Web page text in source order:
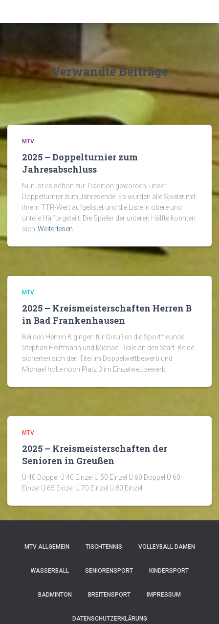
Verwandte Beiträge
MTV
2025 – Doppelturnier zum
Jahresabschluss
Nun ist es schon zur Tradition geworden, unser
Doppelturnier zum Jahresende. Es wurden alle Spieler mit
ihrem TTR-Wert aufgelistet und die Liste in obere und
untere Hälfte geteilt. Die Spieler der unteren Hälfte konnten
sich Weiterlesen…
MTV
2025 – Kreismeisterschaften Herren B
in Bad Frankenhausen
Bei den Herren B gingen für Greußen die Sportfreunde
Stephan Hoffmann und Michael Rolle an den Start. Beide
sicherten sich den Titel im Doppelwettbewerb und
Michael holte noch Platz 3 im Einzelwettbewerb.
MTV
2025 – Kreismeisterschaften der
Senioren in Greußen
Ü 40 Doppel Ü 40 Einzel Ü 50 Einzel Ü 60 Doppel Ü 60
Einzel Ü 65 Einzel Ü 70 Einzel Ü 80 Einzel
MTV ALLGEMEIN TISCHTENNIS VOLLEYBALL DAMEN
WASSERBALL SENIORENSPORT KINDERSPORT
BADMINTON BREITENSPORT IMPRESSUM
DATENSCHUTZERKLÄRUNG